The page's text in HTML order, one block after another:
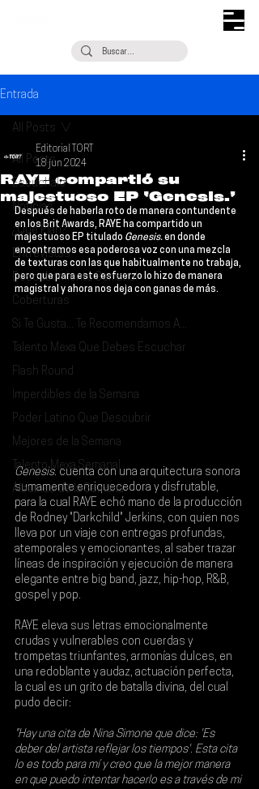
Entrada
All Posts
Escúchalo
Noticias
¿Qué Plan?
Entrevistas
Descubrimiento Semanal
Coberturas
Si Te Gusta... Te Recomendamos A...
Talento Mexa Que Debes Escuchar
Flash Round
Imperdibles de la Semana
Poder Latino Que Descubrir
Mejores de la Semana
Talento Mexa Semanal
Álbumes de la Semana
All Posts
RAYE compartió su
majestuoso EP ‘Genesis.’
Editorial TORT
18 jun 2024
Después de haberla roto de manera contundente
en los Brit Awards, RAYE ha compartido un
majestuoso EP titulado Genesis. en donde
encontramos esa poderosa voz con una mezcla
de texturas con las que habitualmente no trabaja,
pero que para este esfuerzo lo hizo de manera
magistral y ahora nos deja con ganas de más.
Genesis. cuenta con una arquitectura sonora
sumamente enriquecedora y disfrutable,
para la cual RAYE echó mano de la producción
de Rodney "Darkchild" Jerkins, con quien nos
lleva por un viaje con entregas profundas,
atemporales y emocionantes, al saber trazar
líneas de inspiración y ejecución de manera
elegante entre big band, jazz, hip-hop, R&B,
gospel y pop.
RAYE eleva sus letras emocionalmente
crudas y vulnerables con cuerdas y
trompetas triunfantes, armonías dulces, en
una redoblante y audaz, actuación perfecta,
la cual es un grito de batalla divina, del cual
pudo decir:
"Hay una cita de Nina Simone que dice: 'Es
deber del artista reflejar los tiempos'. Esta cita
lo es todo para mí y creo que la mejor manera
en que puedo intentar hacerlo es a través de mi